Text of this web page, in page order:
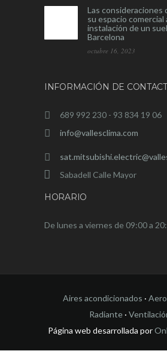
Las consideraciones
su espacio comercial
instalación de un
Barcelona
octubre 16, 2023
INFORMACIÓN DE
689 992 230 - 93 834 19 06
info@vallesclima.com
Sabadell Calle Mayor
HORARIO
De lunes a viernes de 09:00 a
Aires acondicionados ·
Radiante ·
Página web desarrollada por